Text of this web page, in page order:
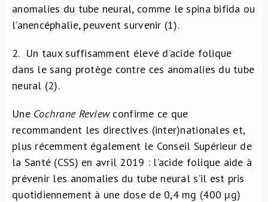
anomalies du tube neural, comme le spina bifida ou
l’anencéphalie, peuvent survenir (1).
2. Un taux suffisamment élevé d’acide folique
dans le sang protège contre ces anomalies du tube
neural (2).
Une Cochrane Reviewconfirme ce que
recommandent les directives (inter)nationales et,
plus récemment également le Conseil Supérieur de
la Santé (CSS) en avril 2019 : l’acide folique aide à
prévenir les anomalies du tube neural s’il est pris
quotidiennement à une dose de 0,4 mg (400 µg)